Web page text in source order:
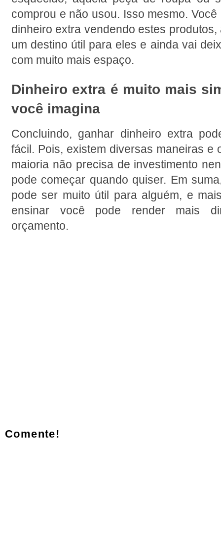
comprou e não usou. Isso mesmo.
dinheiro extra vendendo estes
um destino útil para eles e ainda vai
com muito mais espaço.
Dinheiro extra é muito mais
você imagina
Concluindo, ganhar dinheiro extra
fácil. Pois, existem diversas maneiras e
maioria não precisa de investimento
pode começar quando quiser. Em
pode ser muito útil para alguém, e
ensinar você pode render mais
orçamento.
Comente!